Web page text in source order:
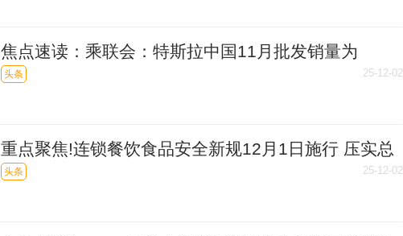
焦点速读：乘联会：特斯拉中国11月批发销量为
86700辆
头条 25-12-02
重点聚焦!连锁餐饮食品安全新规12月1日施行 压实总
部管理责任 扫码阅读手机版
头条 25-12-02